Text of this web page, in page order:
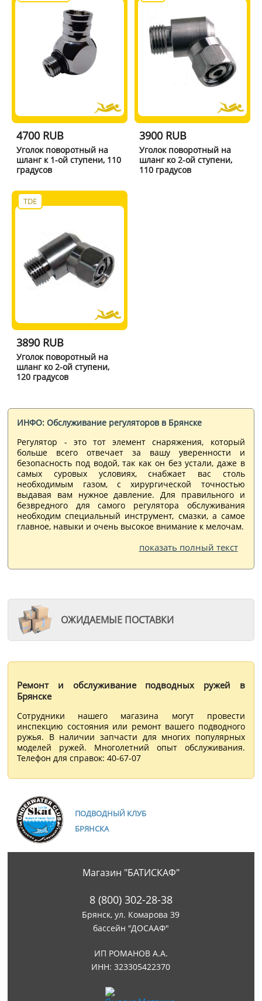
4700 RUB
Уголок поворотный на
шланг к 1-ой ступени, 110
градусов
3900 RUB
Уголок поворотный на
шланг ко 2-ой ступени,
110 градусов
TDE
3890 RUB
Уголок поворотный на
шланг ко 2-ой ступени,
120 градусов
ИНФО: Обслуживание регуляторов в Брянске
Регулятор - это тот элемент снаряжения, который
больше всего отвечает за вашу уверенности и
безопасность под водой, так как он без устали, даже в
самых суровых условиях, снабжает вас столь
необходимым газом, с хирургической точностью
выдавая вам нужное давление. Для правильного и
безвредного для самого регулятора обслуживания
необходим специальный инструмент, смазки, а самое
главное, навыки и очень высокое внимание к мелочам.
показать полный текст
ОЖИДАЕМЫЕ ПОСТАВКИ
Ремонт и обслуживание подводных ружей в
Брянске
Сотрудники нашего магазина могут провести
инспекцию состояния или ремонт вашего подводного
ружья. В наличии запчасти для многих популярных
моделей ружей. Многолетний опыт обслуживания.
Телефон для справок: 40-67-07
ПОДВОДНЫЙ КЛУБ
БРЯНСКА
Магазин "БАТИСКАФ"
8 (800) 302-28-38
Брянск, ул. Комарова 39
бассейн "ДОСААФ"
ИП РОМАНОВ А.А.
ИНН: 323305422370